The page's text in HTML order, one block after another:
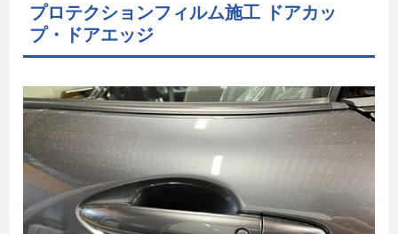
プロテクションフィルム施工 ドアカッ
プ・ドアエッジ